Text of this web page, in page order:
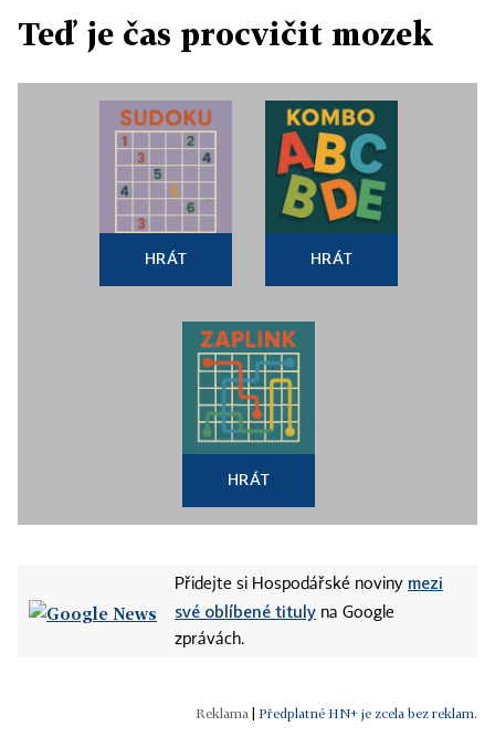
Teď je čas procvičit mozek
HRÁT HRÁT
HRÁT
Přidejte si Hospodářské noviny mezi
své oblíbené tituly na Google
zprávách.
Předplatné HN+ je zcela bez reklam.